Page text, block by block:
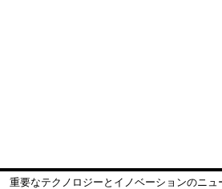
重要なテクノロジーとイノベーションのニュ